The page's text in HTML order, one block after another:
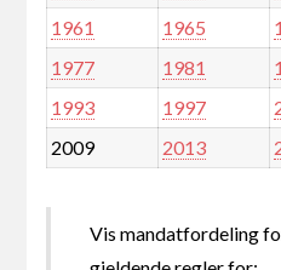
1961
1965
1977
1981
1993
1997
2009
2013
Vis mandatfordeling